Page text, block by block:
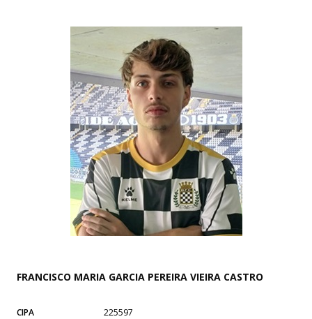
FRANCISCO MARIA GARCIA PEREIRA VIEIRA CASTRO
CIPA
225597